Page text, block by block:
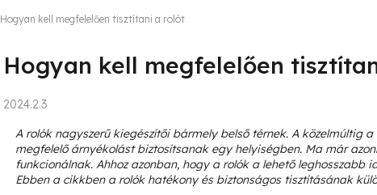
Hogyan kell megfelelően tisztítani a rolót
Hogyan kell megfelelően
2024.2.3
A rolók nagyszerű kiegészítői bármely belső térnek. A közelmúltig
megfelelő árnyékolást biztosítsanak egy helyiségben. Ma már
funkcionálnak. Ahhoz azonban, hogy a rolók a lehető
Ebben a cikkben a rolók hatékony és biztonságos tisztításának